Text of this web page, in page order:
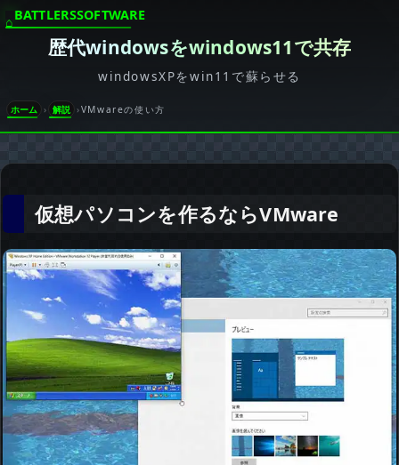
BATTLERSSOFTWARE
歴代windowsをwindows11で共存
windowsXPをwin11で蘇らせる
ホーム 解説 VMwareの使い方
仮想パソコンを作るならVMware